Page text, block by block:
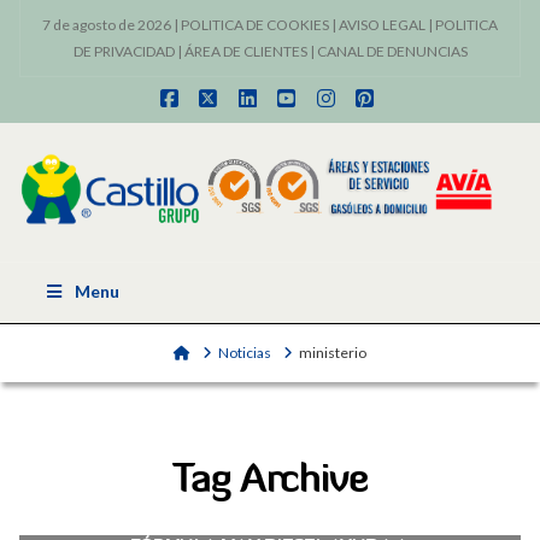
7 de agosto de 2026 | POLITICA DE COOKIES | AVISO LEGAL | POLITICA
DE PRIVACIDAD| ÁREA DE CLIENTES| CANAL DE DENUNCIAS
Facebook
X LinkedInYouTubeInstagram
Pinterest
Menu
HomeNoticias ministerio
Tag Archive